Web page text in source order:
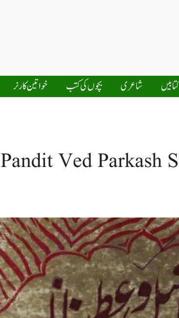
شاعری بچوں کی کتب خواتین کارنر
Pandit Ved Parkash